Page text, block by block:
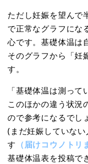
ただし妊娠を望んで
で正常なグラフにな
心です。基礎体温は
そのグラフから「妊
す。
「基礎体温は測って
このほかの違う状況
ので参考になるでし
(まだ妊娠していな
す （届けコウノトリ
基礎体温表を投稿で